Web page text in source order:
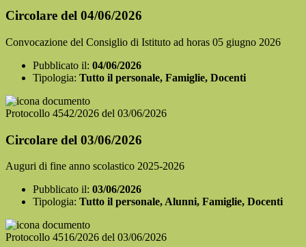
Circolare del 04/06/2026
Convocazione del Consiglio di Istituto ad horas 05 giugno 2026
Pubblicato il: 04/06/2026
Tipologia: Tutto il personale, Famiglie, Docenti
Protocollo 4542/2026 del 03/06/2026
Circolare del 03/06/2026
Auguri di fine anno scolastico 2025-2026
Pubblicato il: 03/06/2026
Tipologia: Tutto il personale, Alunni, Famiglie, Docenti
Protocollo 4516/2026 del 03/06/2026